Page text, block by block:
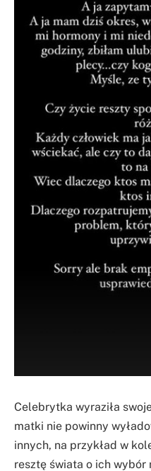
Celebrytka wyraziła
matki nie powinny
innych, na przykład w
resztę świata o ich wybór